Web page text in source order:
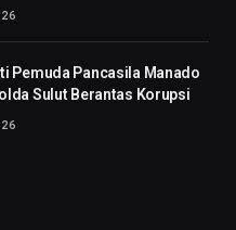
Pemuda Pancasila Manado
Sulut Berantas Korupsi